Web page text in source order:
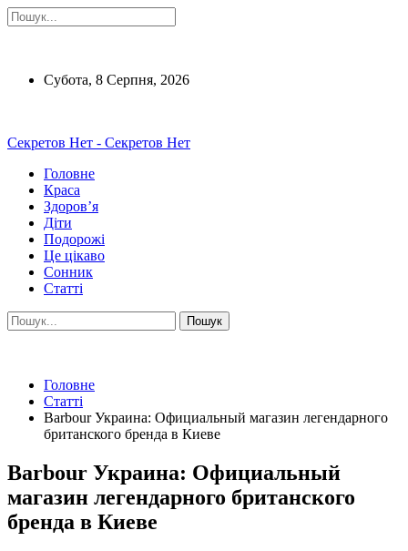
Субота, 8 Серпня, 2026
Секретов Нет - Секретов Нет
Головне
Краса
Здоров’я
Діти
Подорожі
Це цікаво
Сонник
Статті
Головне
Статті
Barbour Украина: Официальный магазин легендарного
британского бренда в Киеве
Barbour Украина: Официальный
магазин легендарного британского
бренда в Киеве